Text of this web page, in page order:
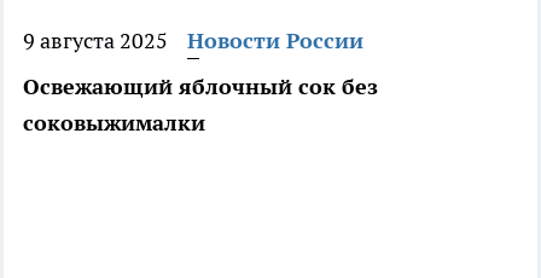
9 августа 2025
Новости России
Освежающий яблочный сок без
соковыжималки